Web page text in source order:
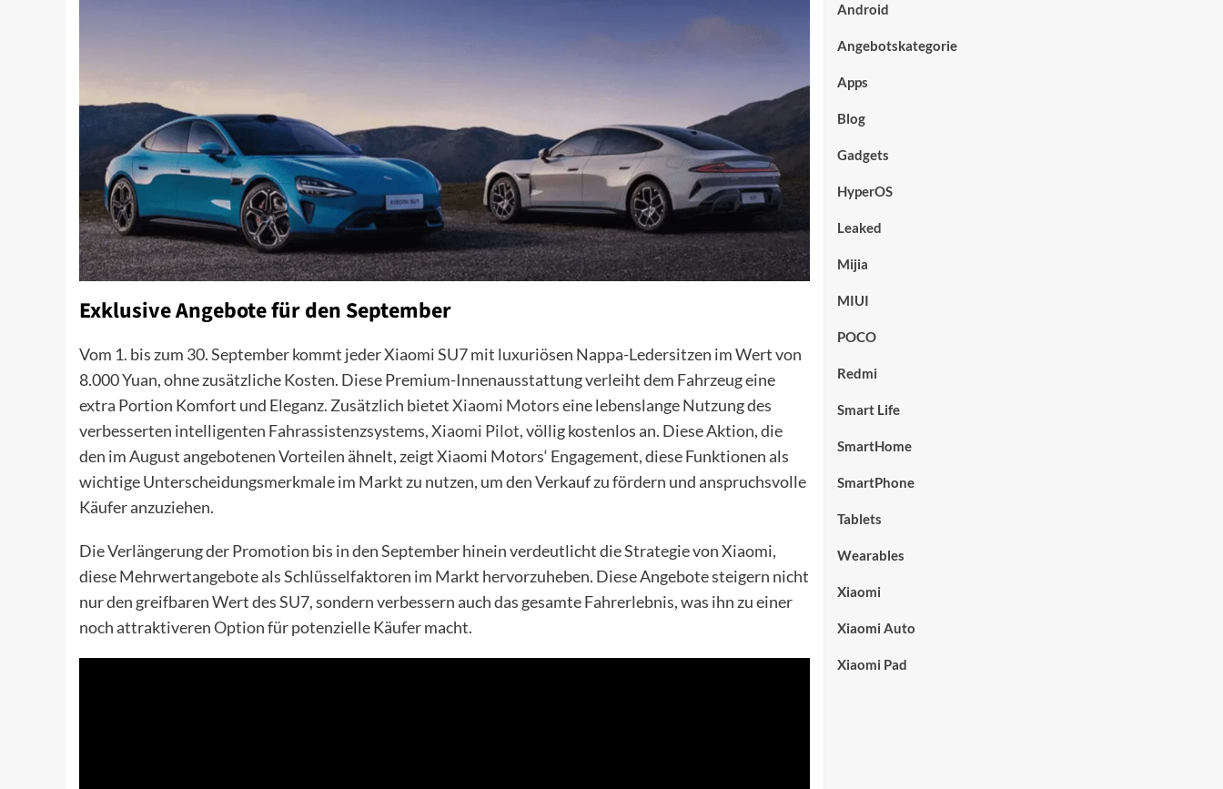
Exklusive Angebote für den September
Vom 1. bis zum 30. September kommt jeder Xiaomi SU7 mit luxuriösen Nappa-Ledersitzen im Wert von
8.000 Yuan, ohne zusätzliche Kosten. Diese Premium-Innenausstattung verleiht dem Fahrzeug eine
extra Portion Komfort und Eleganz. Zusätzlich bietetXiaomi Motorseine lebenslange Nutzung des
verbesserten intelligenten Fahrassistenzsystems,Xiaomi Pilot, völlig kostenlos an. Diese Aktion, die
den im August angebotenen Vorteilen ähnelt, zeigt Xiaomi Motors‘ Engagement, diese Funktionen als
wichtige Unterscheidungsmerkmale im Markt zu nutzen, um den Verkauf zu fördern und anspruchsvolle
Käufer anzuziehen.
Die Verlängerung der Promotion bis in den September hinein verdeutlicht die Strategie von Xiaomi,
diese Mehrwertangebote als Schlüsselfaktoren im Markt hervorzuheben. Diese Angebote steigern nicht
nur den greifbaren Wert des SU7, sondern verbessern auch das gesamte Fahrerlebnis, was ihn zu einer
noch attraktiveren Option für potenzielle Käufer macht.
Android
Angebotskategorie
Apps
Blog
Gadgets
HyperOS
Leaked
Mijia
MIUI
POCO
Redmi
Smart Life
SmartHome
SmartPhone
Tablets
Wearables
Xiaomi
Xiaomi Auto
Xiaomi Pad